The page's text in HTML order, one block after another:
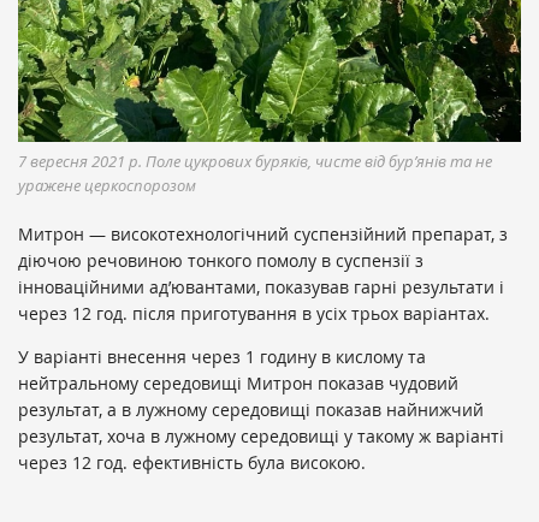
7 вересня 2021 р. Поле цукрових буряків, чисте від бур’янів та не
уражене церкоспорозом
Митрон — високотехнологічний суспензійний препарат, з
діючою речовиною тонкого помолу в суспензії з
інноваційними ад’ювантами, показував гарні результати і
через 12 год. після приготування в усіх трьох варіантах.
У варіанті внесення через 1 годину в кислому та
нейтральному середовищі Митрон показав чудовий
результат, а в лужному середовищі показав найнижчий
результат, хоча в лужному середовищі у такому ж варіанті
через 12 год. ефективність була високою.